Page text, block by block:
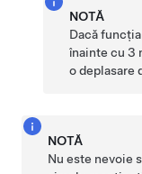
NOTĂ
Dacă
înainte cu 3
o deplasare
NOTĂ
Nu este nevoie